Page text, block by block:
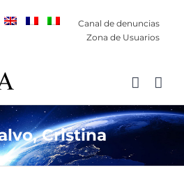
Canal de denuncias
Zona de Usuarios
Cristina